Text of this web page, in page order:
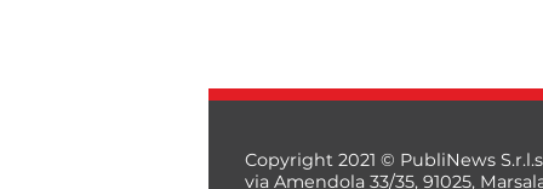
Copyright 2021 © PubliNews
via Amendola 33/35, 91025,